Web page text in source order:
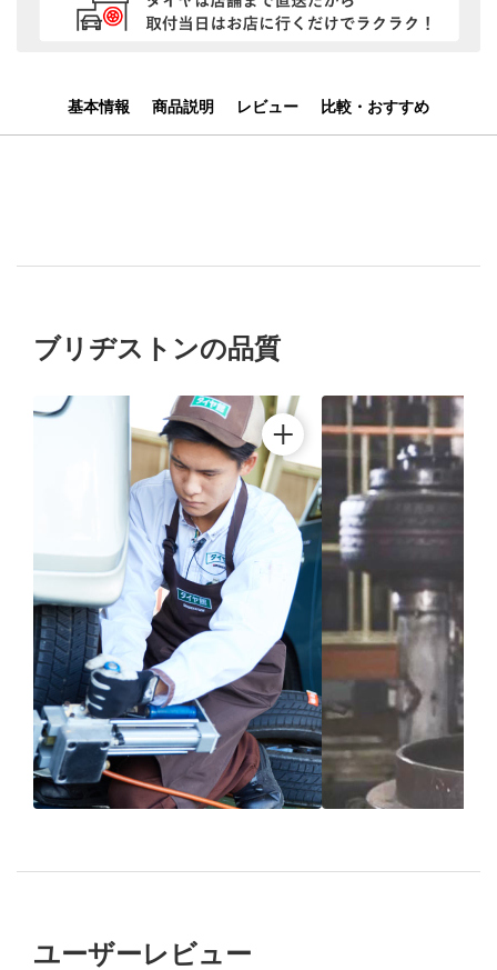
基本情報 商品説明 レビュー 比較・おすすめ
ブリヂストンの品質
ユーザーレビュー